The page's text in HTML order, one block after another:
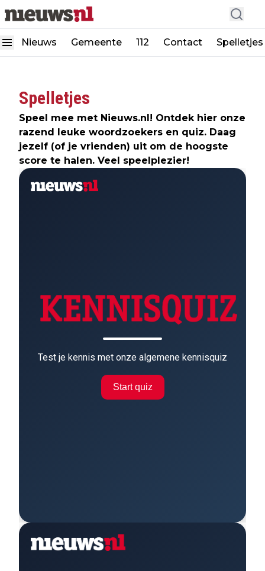
Nieuws Gemeente 112 Contact Spelletjes
Spelletjes
Speel mee met Nieuws.nl! Ontdek hier onze
razend leuke woordzoekers en quiz. Daag
jezelf (of je vrienden) uit om de hoogste
score te halen. Veel speelplezier!